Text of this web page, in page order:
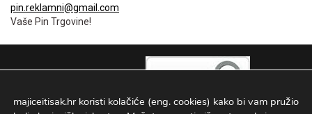
pin.reklamni@gmail.com
Vaše Pin Trgovine!
majiceitisak.hr koristi kolačiće (eng. cookies) kako bi vam pružio